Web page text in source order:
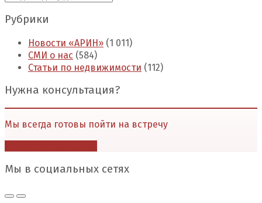
Рубрики
Новости «АРИН» (1 011)
СМИ о нас (584)
Статьи по недвижимости (112)
Нужна консультация?
Мы всегда готовы пойти на встречу
Мы в социальных сетях